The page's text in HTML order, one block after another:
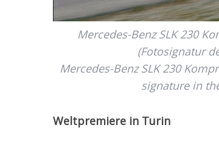
Mercedes-Benz SLK 230
(Fotosignatur
Mercedes-Benz SLK 230
signature in
Weltpremiere in Turin